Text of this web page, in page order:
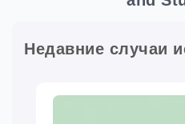
Недавние случаи